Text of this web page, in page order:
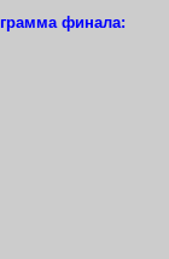
финала: